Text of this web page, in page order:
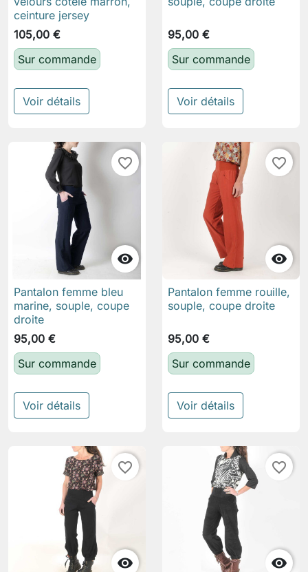
ceinture jersey
105,00 €
Sur commande
Voir détails
95,00 €
Sur commande
Voir détails

favorite_border
Pantalon femme bleu
marine, souple, coupe
droite
95,00 €
Sur commande
Voir détails

favorite_border
Pantalon femme rouille,
souple, coupe droite
95,00 €
Sur commande
Voir détails

favorite_border

favorite_border